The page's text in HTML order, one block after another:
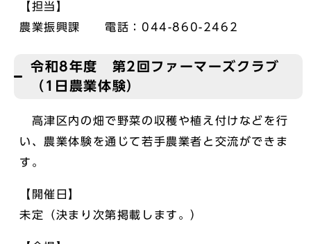
【担当】
農業振興課 電話：044-860-2462
令和8年度 第2回ファーマーズクラブ
（1日農業体験）
高津区内の畑で野菜の収穫や植え付けなどを行
い、農業体験を通じて若手農業者と交流ができま
す。
【開催日】
未定（決まり次第掲載します。）